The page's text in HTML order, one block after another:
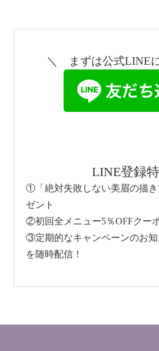
＼ まずは公式LINE
LINE登録
①「絶対失敗しない美眉の描き
ゼント
②初回全メニュー5％OFFクー
③定期的なキャンペーンのお知
を随時配信！